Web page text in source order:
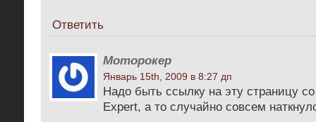
Ответить
Моторокер
Январь 15th, 2009 в 8:27 дп
Надо быть ссылку на эту страницу
Expert, а то случайно совсем